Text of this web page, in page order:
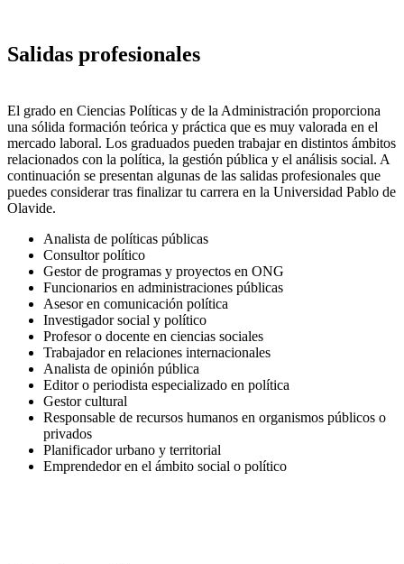
Salidas profesionales
El grado en Ciencias Políticas y de la Administración proporciona
una sólida formación teórica y práctica que es muy valorada en el
mercado laboral. Los graduados pueden trabajar en distintos ámbitos
relacionados con la política, la gestión pública y el análisis social. A
continuación se presentan algunas de las salidas profesionales que
puedes considerar tras finalizar tu carrera en la Universidad Pablo de
Olavide.
Analista de políticas públicas
Consultor político
Gestor de programas y proyectos en ONG
Funcionarios en administraciones públicas
Asesor en comunicación política
Investigador social y político
Profesor o docente en ciencias sociales
Trabajador en relaciones internacionales
Analista de opinión pública
Editor o periodista especializado en política
Gestor cultural
Responsable de recursos humanos en organismos públicos o
privados
Planificador urbano y territorial
Emprendedor en el ámbito social o político